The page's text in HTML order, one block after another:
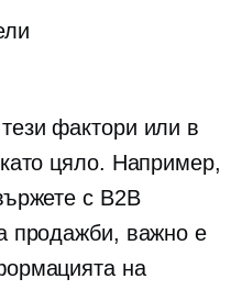
фактори или в
цяло. Например,
с B2B
продажби, важно е
на